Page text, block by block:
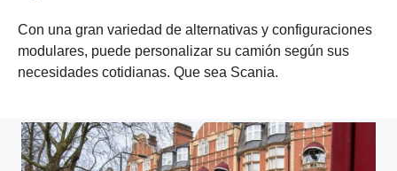
Con una gran variedad de alternativas y configuraciones
modulares, puede personalizar su camión según sus
necesidades cotidianas. Que sea Scania.